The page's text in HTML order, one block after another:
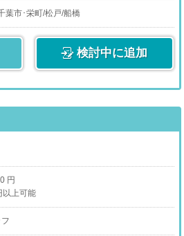
へ安心して向かえるよう、安全運転と時間
て行うお仕事です。
葉市･栄町/松戸/船橋
検討中に追加
円
以上可能